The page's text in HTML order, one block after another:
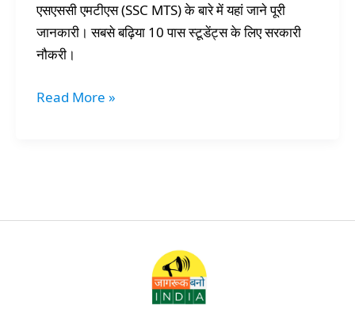
एसएससी एमटीएस (SSC MTS) के बारे में यहां जाने पूरी
जानकारी। सबसे बढ़िया 10 पास स्टूडेंट्स के लिए सरकारी
नौकरी।
Read More »